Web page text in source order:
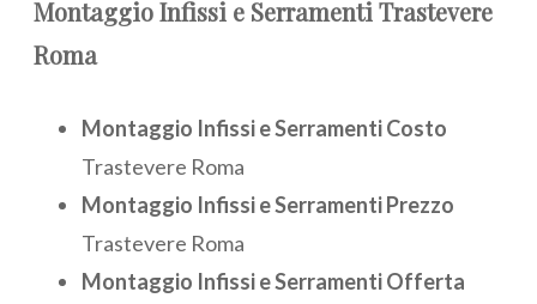
MontaggioInfissi e Serramenti Trastevere
Roma
Montaggio Infissi e Serramenti Costo
Trastevere Roma
Montaggio Infissi e Serramenti Prezzo
Trastevere Roma
Montaggio Infissi e Serramenti Offerta